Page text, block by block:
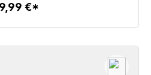
Artikel
€*